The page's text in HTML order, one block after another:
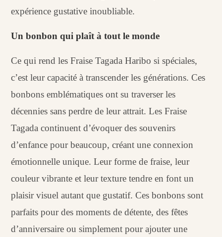
expérience gustative inoubliable.
Un bonbon qui plaît à tout le monde
Ce qui rend les Fraise Tagada Haribo si spéciales,
c’est leur capacité à transcender les générations. Ces
bonbons emblématiques ont su traverser les
décennies sans perdre de leur attrait. Les Fraise
Tagada continuent d’évoquer des souvenirs
d’enfance pour beaucoup, créant une connexion
émotionnelle unique. Leur forme de fraise, leur
couleur vibrante et leur texture tendre en font un
plaisir visuel autant que gustatif. Ces bonbons sont
parfaits pour des moments de détente, des fêtes
d’anniversaire ou simplement pour ajouter une